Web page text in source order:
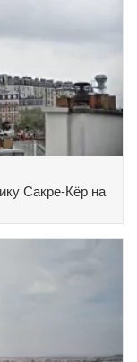
Сакре-Кёр на